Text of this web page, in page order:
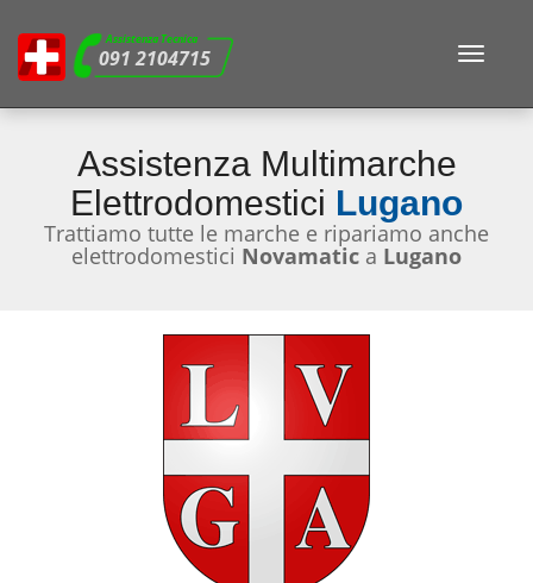
Assistenza Tecnica
091 2104715
Toggle
Assistenza Multimarche
Elettrodomestici Lugano
Trattiamo tutte le marche e ripariamo anche
elettrodomestici Novamatic a Lugano